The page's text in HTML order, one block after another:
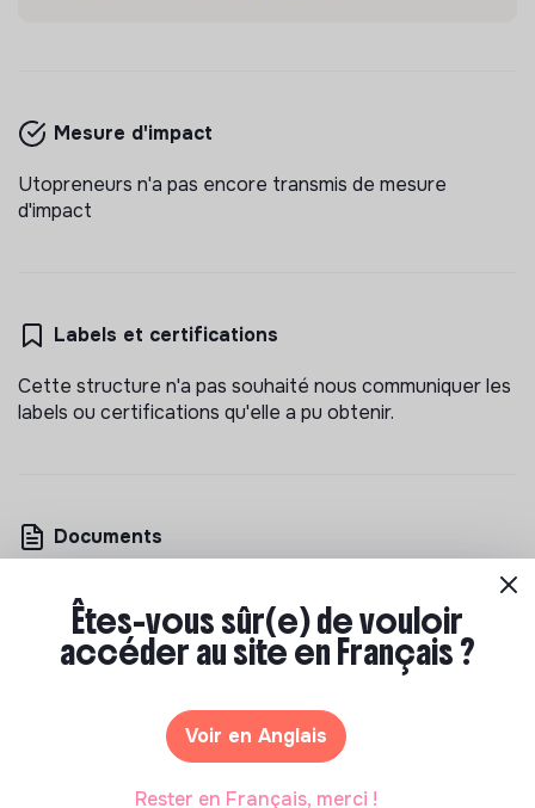
Mesure d'impact
Utopreneurs n'a pas encore transmis de mesure
d'impact
Labels et certifications
Cette structure n'a pas souhaité nous communiquer les
labels ou certifications qu'elle a pu obtenir.
Documents
transparence
Êtes-vous sûr(e) de vouloir
accéder au site en Français ?
Voir en Anglais
Rester en Français, merci !